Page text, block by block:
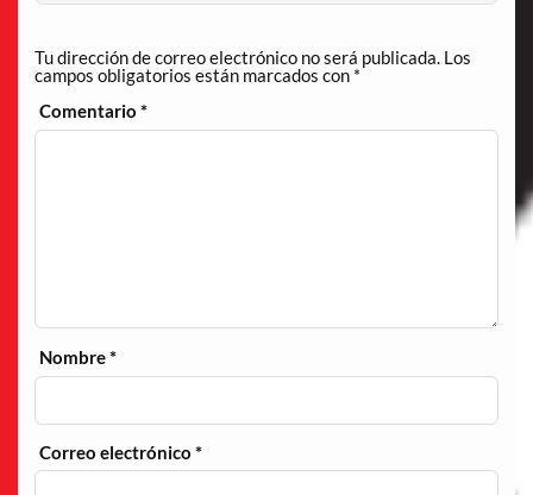
Tu dirección de correo electrónico no será publicada. Los
campos obligatorios están marcados con *
Comentario*
Nombre*
Correo electrónico*